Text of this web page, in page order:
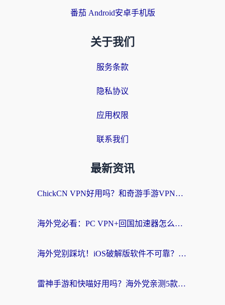
番茄 Android安卓手机版
关于我们
服务条款
隐私协议
应用权限
联系我们
最新资讯
ChickCN VPN好用吗？和奇游手游VPN对比哪个回国效果更好？海外党亲测实用指南
海外党必看：PC VPN+回国加速器怎么选？无缝访问国内资源全攻略
海外党别踩坑！iOS破解版软件不可靠？教你选对回国加速器无缝看国内资源
雷神手游和快喵好用吗？海外党亲测5款回国加速器，附斧牛Bling对比+微信视频号解决办法